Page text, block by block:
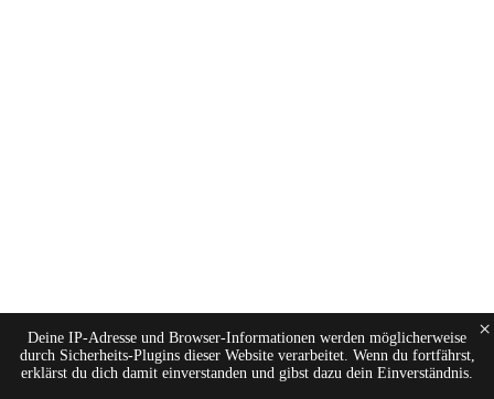
Deine IP-Adresse und Browser-Informationen werden möglicherweise
durch Sicherheits-Plugins dieser Website verarbeitet. Wenn du fortfährst,
erklärst du dich damit einverstanden und gibst dazu dein Einverständnis.
×